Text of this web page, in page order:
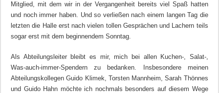
Mitglied, mit dem wir in der Vergangenheit bereits viel Spaß hatten
und noch immer haben. Und so verließen nach einem langen Tag die
letzten die Halle erst nach vielen tollen Gesprächen und Lachern teils
sogar erst mit dem beginnendem Sonntag.
Als Abteilungsleiter bleibt es mir, mich bei allen Kuchen-, Salat-,
Was-auch-immer-Spendern zu bedanken. Insbesondere meinen
Abteilungskollegen Guido Klimek, Torsten Mannheim, Sarah Thönnes
und Guido Hahn möchte ich nochmals besonders auf diesem Wege